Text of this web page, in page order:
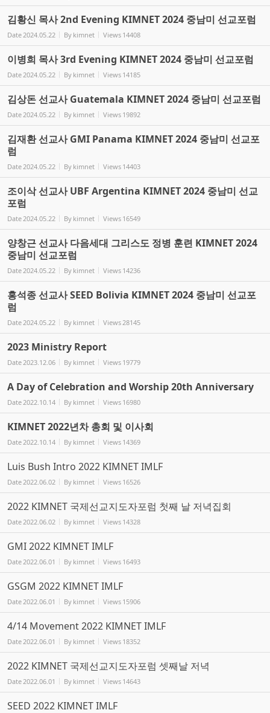
김황신 목사 2nd Evening KIMNET 2024 중남미 선교포럼
Date 2024.05.22 By kimnet Views 14408
이병희 목사 3rd Evening KIMNET 2024 중남미 선교포럼
Date 2024.05.22 By kimnet Views 14185
김상돈 선교사 Guatemala KIMNET 2024 중남미 선교포럼
Date 2024.05.22 By kimnet Views 19892
김재환 선교사 GMI Panama KIMNET 2024 중남미 선교포
럼
Date 2024.05.22 By kimnet Views 14403
조이삭 선교사 UBF Argentina KIMNET 2024 중남미 선교
포럼
Date 2024.05.22 By kimnet Views 16549
양창근 선교사 다음세대 그리스도 정병 훈련 KIMNET 2024
중남미 선교포럼
Date 2024.05.22 By kimnet Views 14236
홍석종 선교사 SEED Bolivia KIMNET 2024 중남미 선교포
럼
Date 2024.05.22 By kimnet Views 28145
2023 Ministry Report
Date 2023.12.06 By kimnet Views 19779
A Day of Celebration and Worship 20th Anniversary
Date 2022.10.14 By kimnet Views 16980
KIMNET 2022년차 총회 및 이사회
Date 2022.10.14 By kimnet Views 14369
Luis Bush Intro 2022 KIMNET IMLF
Date 2022.06.02 By kimnet Views 16526
2022 KIMNET 국제선교지도자포럼 첫째 날 저녁집회
Date 2022.06.02 By kimnet Views 14328
GMI 2022 KIMNET IMLF
Date 2022.06.01 By kimnet Views 16493
GSGM 2022 KIMNET IMLF
Date 2022.06.01 By kimnet Views 15906
4/14 Movement 2022 KIMNET IMLF
Date 2022.06.01 By kimnet Views 18352
2022 KIMNET 국제선교지도자포럼 셋째날 저녁
Date 2022.06.01 By kimnet Views 14643
SEED 2022 KIMNET IMLF